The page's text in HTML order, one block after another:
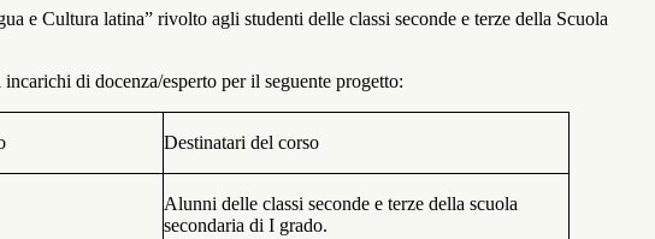
e Cultura latina” rivolto agli studenti delle classi seconde e terze della Scuola
di docenza/esperto per il seguente progetto:
Destinatari del corso
Alunni delle classi seconde e terze della scuola
secondaria di I grado.